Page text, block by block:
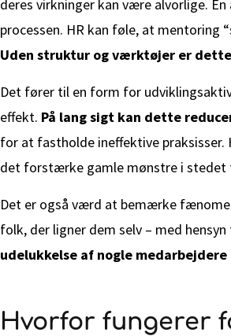
deres virkninger kan være alvorlige.
processen. HR kan føle, at mentoring
Uden struktur og værktøjer er
Det fører til en form for
effekt. På lang sigt kan dette
for at fastholde ineffektive praksisser.
det forstærke gamle mønstre i
Det er også værd at bemærke
folk, der ligner dem selv – med
udelukkelse af nogle
Hvorfor fungerer